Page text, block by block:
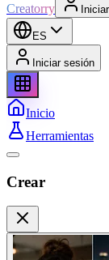
Creatorry
ES
Iniciar sesión
Inicio
Herramientas
Crear